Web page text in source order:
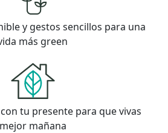
y gestos sencillos para una
más green
tu presente para que vivas
mejor mañana